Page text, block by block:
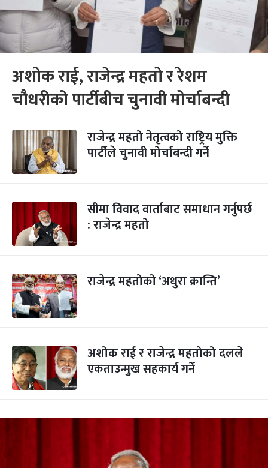
अशोक राई, राजेन्द्र महतो र रेशम
चौधरीको पार्टीबीच चुनावी मोर्चाबन्दी
राजेन्द्र महतो नेतृत्वको राष्ट्रिय मुक्ति
पार्टीले चुनावी मोर्चाबन्दी गर्ने
सीमा विवाद वार्ताबाट समाधान गर्नुपर्छ
: राजेन्द्र महतो
राजेन्द्र महतोको ‘अधुरा क्रान्ति’
अशोक राई र राजेन्द्र महतोको दलले
एकताउन्मुख सहकार्य गर्ने